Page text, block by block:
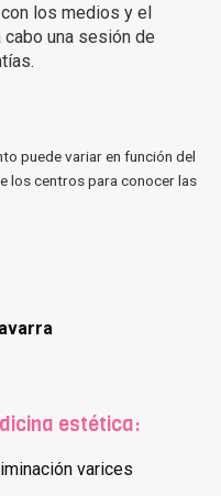
los medios y el
una sesión de
puede variar en función del
los centros para conocer las
estética:
varices